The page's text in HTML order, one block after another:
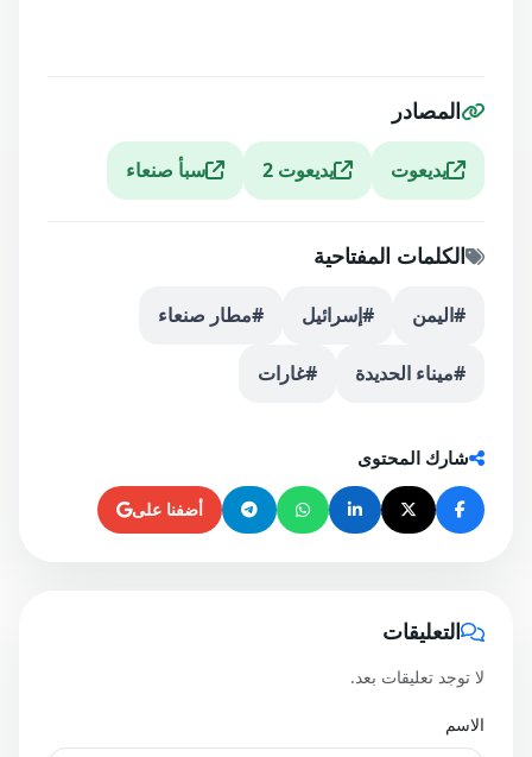
المصادر
يديعوت يديعوت 2 سبأ صنعاء
الكلمات المفتاحية
#اليمن #إسرائيل #مطار صنعاء
#ميناء الحديدة #غارات
شارك المحتوى
أضفنا على
التعليقات
لا توجد تعليقات بعد.
الاسم